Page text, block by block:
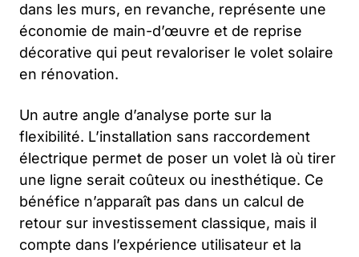
dans les murs, en revanche, représente une
économie de main-d’œuvre et de reprise
décorative qui peut revaloriser le volet solaire
en rénovation.
Un autre angle d’analyse porte sur la
flexibilité. L’installation sans raccordement
électrique permet de poser un volet là où tirer
une ligne serait coûteux ou inesthétique. Ce
bénéfice n’apparaît pas dans un calcul de
retour sur investissement classique, mais il
compte dans l’expérience utilisateur et la